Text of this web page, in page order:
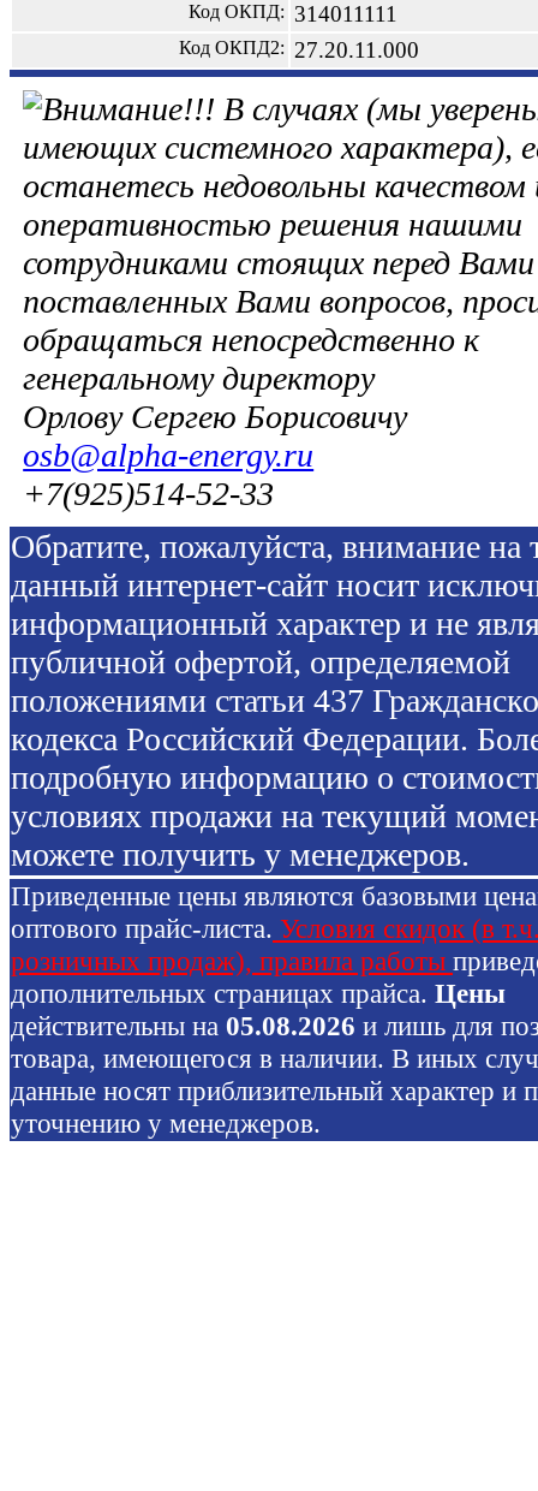
Код ОКПД: 314011111
Код ОКПД2: 27.20.11.000
В случаях (мы
имеющих системного характера),
останетесь недовольны качеством
оперативностью решения нашими
сотрудниками стоящих перед Вами
поставленных Вами вопросов,
обращаться непосредственно к
генеральному директору
Орлову Сергею Борисовичу
osb@alpha-energy.ru
+7(925)514-52-33
Обратите, пожалуйста, внимание на
данный интернет-сайт носит
информационный характер и не
публичной офертой, определяемой
положениями статьи 437
кодекса Российский Федерации.
подробную информацию о
условиях продажи на текущий
можете получить у менеджеров.
Приведенные цены являются базовыми
оптового прайс-листа. Условия скидок (в
розничных продаж), правила работы
дополнительных страницах прайса. Цены
действительны на 05.08.2026 и лишь для
товара, имеющегося в наличии. В иных
данные носят приблизительный характер и
уточнению у менеджеров.